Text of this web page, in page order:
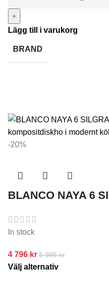
+
Lägg till i varukorg
BRAND
-20%
BLANCO NAYA 6
In stock
4 796 kr 5 995kr
Välj alternativ